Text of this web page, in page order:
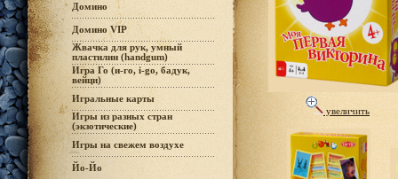
Домино
Домино VIP
Жвачка для рук, умный
пластилин (handgum)
Игра Го (и-го, i-go, бадук,
вейци)
Игральные карты
Игры из разных стран
(экзотические)
Игры на свежем воздухе
Йо-Йо
увеличить